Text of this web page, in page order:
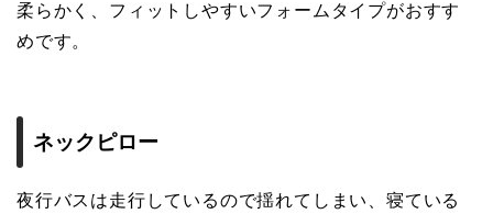
柔らかく、フィットしやすいフォームタイプがおすす
めです。
ネックピロー
夜行バスは走行しているので揺れてしまい、寝ている